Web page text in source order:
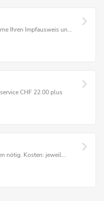
Ihren Impfausweis un...
CHF 22.00 plus
nötig. Kosten: jeweil...